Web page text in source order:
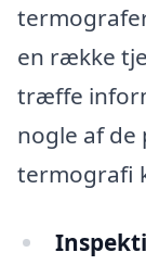
en række
træffe
nogle af
termografi